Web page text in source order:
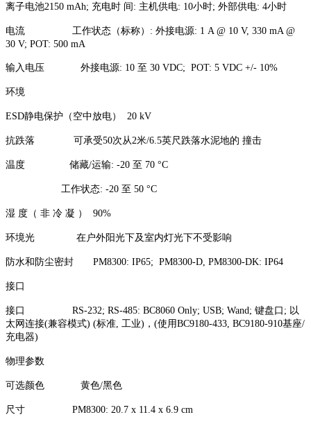
离子电池2150 mAh; 充电时 间: 主机供电: 10小时; 外部供电: 4小时
电流 工作状态（标称）: 外接电源: 1 A @ 10 V, 330 mA @
30 V; POT: 500 mA
输入电压 外接电源: 10 至 30 VDC; POT: 5 VDC +/- 10%
环境
ESD静电保护（空中放电） 20 kV
抗跌落 可承受50次从2米/6.5英尺跌落水泥地的 撞击
温度 储藏/运输: -20 至 70 °C
工作状态: -20 至 50 °C
湿 度（ 非 冷 凝 ） 90%
环境光 在户外阳光下及室内灯光下不受影响
防水和防尘密封 PM8300: IP65; PM8300-D, PM8300-DK: IP64
接口
接口 RS-232; RS-485: BC8060 Only; USB; Wand; 键盘口; 以
太网连接(兼容模式) (标准, 工业)，(使用BC9180-433, BC9180-910基座/
充电器)
物理参数
可选颜色 黄色/黑色
尺寸 PM8300: 20.7 x 11.4 x 6.9 cm